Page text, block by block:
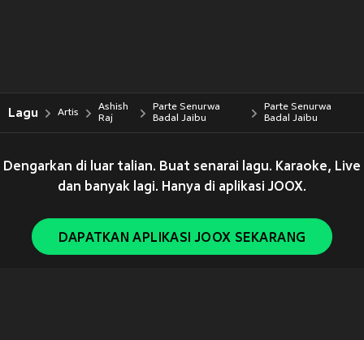
Lagu Artis
Ashish
Raj
Parte Senurwa
Badal Jaibu
Parte Senurwa
Badal Jaibu
Dengarkan di luar talian. Buat senarai lagu. Karaoke, Live
dan banyak lagi. Hanya di aplikasi JOOX.
DAPATKAN APLIKASI JOOX SEKARANG